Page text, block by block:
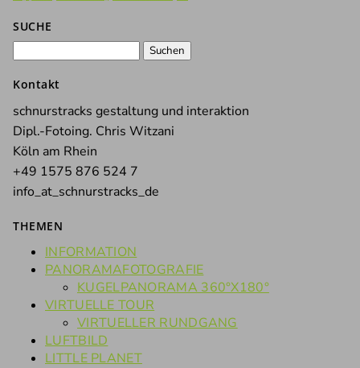
SUCHE
Kontakt
schnurstracks gestaltung und interaktion
Dipl.-Fotoing. Chris Witzani
Köln am Rhein
+49 1575 876 524 7
info_at_schnurstracks_de
THEMEN
INFORMATION
PANORAMAFOTOGRAFIE
KUGELPANORAMA 360°X180°
VIRTUELLE TOUR
VIRTUELLER RUNDGANG
LUFTBILD
LITTLE PLANET